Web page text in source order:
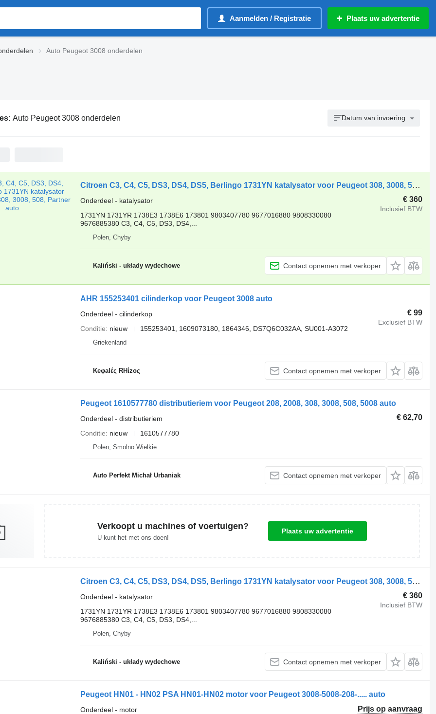
Aanmelden / Registratie Plaats uw advertentie
Auto Peugeot 3008 onderdelen
Auto Peugeot 3008 onderdelen Datum van invoering
Citroen C3, C4, C5, DS3, DS4, DS5, Berlingo 1731YN katalysator voor Peugeot 308, 3008, 508, Partner auto
€ 360
Inclusief BTW
Onderdeel - katalysator
1731YN 1731YR 1738E3 1738E6 173801 9803407780 9677016880 9808330080
9676885380 C3, C4, C5, DS3, DS4,...
Polen, Chyby
Kaliński - układy wydechowe Contact opnemen met verkoper
AHR 155253401 cilinderkop voor Peugeot 3008 auto
€ 99
Exclusief BTW
Onderdeel - cilinderkop
Conditie
nieuw 155253401, 1609073180, 1864346, DS7Q6C032AA, SU001-A3072
Griekenland
Keφalές RHίzoς Contact opnemen met verkoper
Peugeot 1610577780 distributieriem voor Peugeot 208, 2008, 308, 3008, 508, 5008 auto
€ 62,70
Onderdeel - distributieriem
Conditie
nieuw 1610577780
Polen, Smolno Wielkie
Auto Perfekt Michał Urbaniak Contact opnemen met verkoper
Verkoopt u machines of voertuigen?
U kunt het met ons doen!
Plaats uw advertentie
Citroen C3, C4, C5, DS3, DS4, DS5, Berlingo 1731YN katalysator voor Peugeot 308, 3008, 508, Partner auto
€ 360
Inclusief BTW
Onderdeel - katalysator
1731YN 1731YR 1738E3 1738E6 173801 9803407780 9677016880 9808330080
9676885380 C3, C4, C5, DS3, DS4,...
Polen, Chyby
Kaliński - układy wydechowe Contact opnemen met verkoper
Peugeot HN01 - HN02 PSA HN01-HN02 motor voor Peugeot 3008-5008-208-..... auto
Prijs op aanvraag
Onderdeel - motor